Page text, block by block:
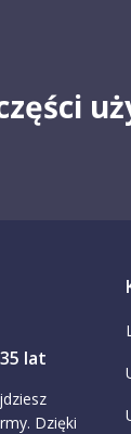
lat
Dzięki